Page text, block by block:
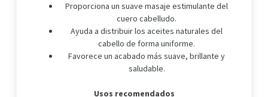
Proporciona un suave masaje estimulante del
cuero cabelludo.
Ayuda a distribuir los aceites naturales del
cabello de forma uniforme.
Favorece un acabado más suave, brillante y
saludable.
Usos recomendados